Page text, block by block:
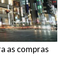
as compras